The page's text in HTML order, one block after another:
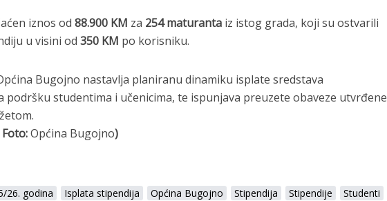
iznos od 88.900 KM za 254 maturanta iz istog grada, koji su ostvarili
u visini od 350 KM po korisniku.
Bugojno nastavlja planiranu dinamiku isplate sredstava
podršku studentima i učenicima, te ispunjava preuzete obaveze utvrđene
Općina Bugojno)
26. godina Isplata stipendija Općina Bugojno Stipendija Stipendije Studenti